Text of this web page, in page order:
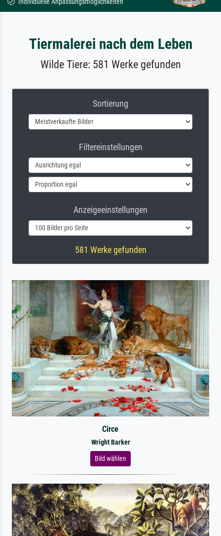
Tiermalerei nach dem Leben
Wilde Tiere: 581 Werke gefunden
Sortierung
Filtereinstellungen
Anzeigeeinstellungen
581 Werke gefunden
Circe
Wright Barker
Bild wählen